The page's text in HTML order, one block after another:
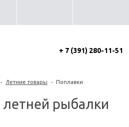
+ 7 (391) 280-11-51
- Летние товары - Поплавки
рыбалки